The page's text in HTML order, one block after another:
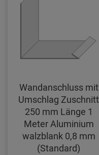
Wandanschluss mit
Umschlag Zuschnitt
250 mm Länge 1
Meter Aluminium
walzblank 0,8 mm
(Standard)